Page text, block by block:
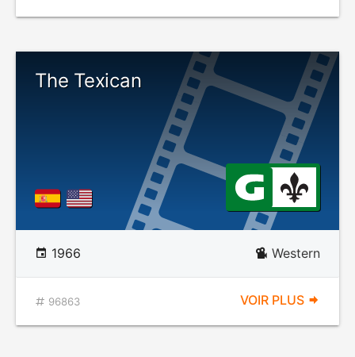
The Texican
1966 Western
96863 VOIR PLUS